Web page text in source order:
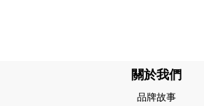
關於我們
品牌故事